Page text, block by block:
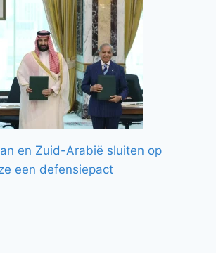
en Zuid-Arabië sluiten op
een defensiepact